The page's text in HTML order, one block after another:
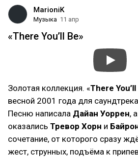
MarioniK
Музыка 11 апр
«There You’ll Be»
Золотая коллекция. «There You’ll
весной 2001 года для
Песню написала Дайан Уоррен,
оказались Тревор Хорн и
сочетание, от которого сразу
жест, струнных, подъёма к